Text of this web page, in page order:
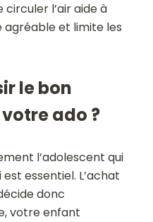
l’air aide à
et limite les
le bon
ado ?
l’adolescent qui
essentiel. L’achat
donc
votre enfant